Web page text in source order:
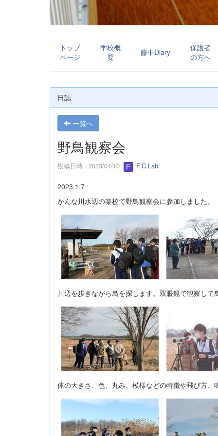
トップ
ページ
学校概
要
藤中Diary
保護者
の方へ
日誌
一覧へ
野鳥観察会
投稿日時 : 2023/01/10 F.C.Lab
2023.1.7
かんな川水辺の楽校で野鳥観察会に参加しました。
川辺を歩きながら鳥を探します。双眼鏡で観察して
体の大きさ、色、丸み、模様などの特徴や飛び方、